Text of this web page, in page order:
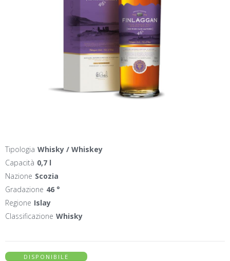
Tipologia Whisky / Whiskey
Capacità 0,7 l
Nazione Scozia
Gradazione 46 °
Regione Islay
Classificazione Whisky
DISPONIBILE